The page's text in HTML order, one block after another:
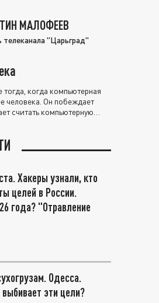
МАЛОФЕЕВ
телеканала "Царьград"
когда компьютерная
человека. Он побеждает
считать компьютерную
Хакеры узнали, кто
целей в России.
года? "Отравление
Одесса.
эти цели?